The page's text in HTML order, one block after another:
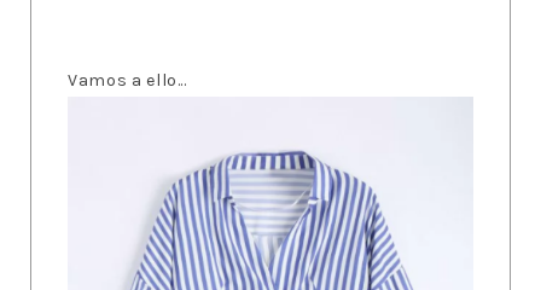
Vamos a ello...